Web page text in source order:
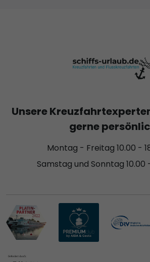
Unsere
gerne
Montag - Freitag 10.00 -
Samstag und Sonntag 10.00